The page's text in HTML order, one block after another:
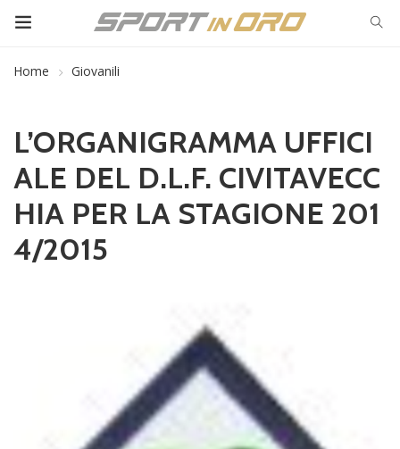
Home Giovanili
L’ORGANIGRAMMA UFFICI
ALE DEL D.L.F. CIVITAVECC
HIA PER LA STAGIONE 201
4/2015